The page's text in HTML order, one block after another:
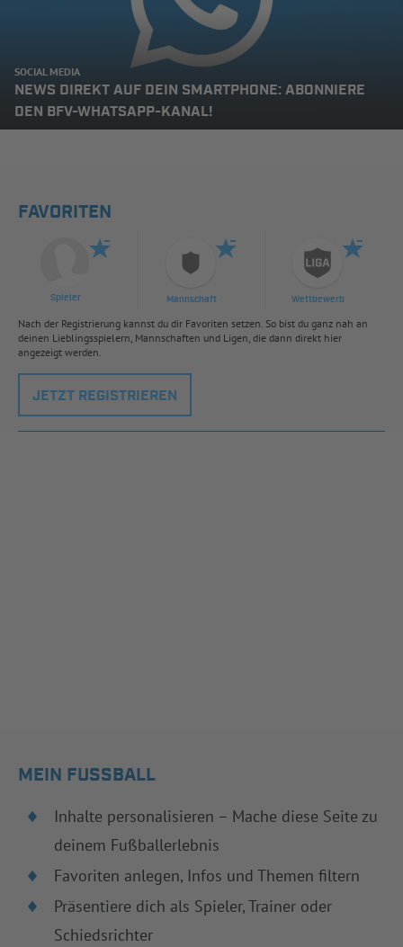
SOCIAL MEDIA
NEWS DIREKT AUF DEIN SMARTPHONE: ABONNIERE
DEN BFV-WHATSAPP-KANAL!
FAVORITEN
Spieler Mannschaft Wettbewerb
Nach der Registrierung kannst du dir Favoriten setzen. So bist du ganz nah an
deinen Lieblingsspielern, Mannschaften und Ligen, die dann direkt hier
angezeigt werden.
JETZT REGISTRIEREN
MEIN FUSSBALL
Inhalte personalisieren – Mache diese Seite zu
deinem Fußballerlebnis
Favoriten anlegen, Infos und Themen filtern
Präsentiere dich als Spieler, Trainer oder
Schiedsrichter